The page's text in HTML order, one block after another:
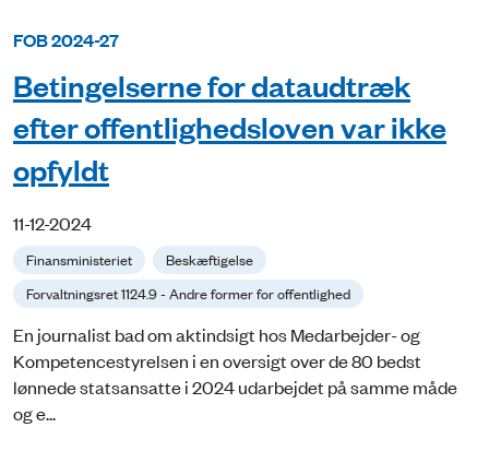
FOB 2024-27
Betingelserne for dataudtræk
efter offentlighedsloven var ikke
opfyldt
11-12-2024
Finansministeriet
Beskæftigelse
Forvaltningsret 1124.9 - Andre former for offentlighed
En journalist bad om aktindsigt hos Medarbejder- og
Kompetencestyrelsen i en oversigt over de 80 bedst
lønnede statsansatte i 2024 udarbejdet på samme måde
og e...